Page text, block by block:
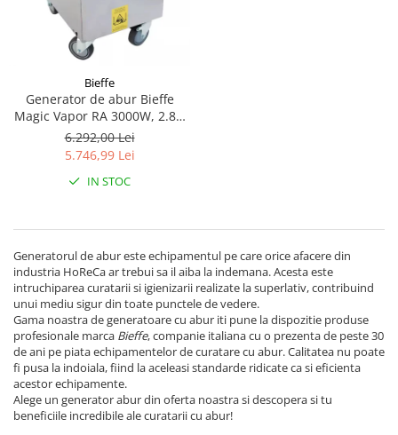
Bieffe
Generator de abur Bieffe
Magic Vapor RA 3000W, 2.8L,
6 Bar
6.292,00 Lei
5.746,99 Lei
IN STOC
Generatorul de abur este echipamentul pe care orice afacere din
industria HoReCa ar trebui sa il aiba la indemana. Acesta este
intruchiparea curatarii si igienizarii realizate la superlativ, contribuind
unui mediu sigur din toate punctele de vedere.
Gama noastra de generatoare cu abur iti pune la dispozitie produse
profesionale marca Bieffe, companie italiana cu o prezenta de peste 30
de ani pe piata echipamentelor de curatare cu abur. Calitatea nu poate
fi pusa la indoiala, fiind la aceleasi standarde ridicate ca si eficienta
acestor echipamente.
Alege un generator abur din oferta noastra si descopera si tu
beneficiile incredibile ale curatarii cu abur!